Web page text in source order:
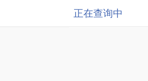
正在查询中